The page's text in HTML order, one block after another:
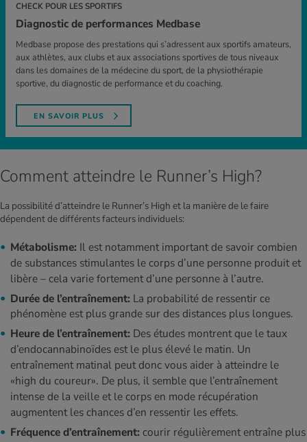
CHECK POUR LES SPORTIFS
Diagnostic de performances Medbase
Medbase propose des prestations qui s’adressent aux sportifs amateurs,
aux athlètes, aux clubs et aux associations sportives de tous niveaux
dans les domaines de la médecine du sport, de la physiothérapie
sportive, du diagnostic de performance et du coaching.
EN SAVOIR PLUS
Comment atteindre le Runner’s High?
La possibilité d’atteindre le Runner’s High et la manière de le faire
dépendent de différents facteurs individuels:
Métabolisme: Il est notamment important de savoir combien
de substances stimulantes le corps d’une personne produit et
libère – cela varie fortement d’une personne à l’autre.
Durée de l’entraînement: La probabilité de ressentir ce
phénomène est plus grande sur des distances plus longues.
Heure de l’entraînement: Des études montrent que le taux
d’endocannabinoïdes est le plus élevé le matin. Un
entraînement matinal peut donc vous aider à atteindre le
«high du coureur». De plus, il semble que l’entraînement
intense de la veille et le corps en mode récupération
augmentent les chances d’en ressentir les effets.
Fréquence d’entraînement: courir régulièrement entraîne plus